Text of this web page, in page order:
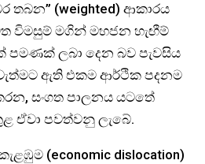
තබන” (weighted) ආකාරය
විමසුම් මගින් මහජන හැඟීම්
පමණක් ලබා දෙන බව පැවසිය
ඇති එකම ආර්ථික පදනම
සංගත පාලනය යටතේ
ඒවා පවත්වනු ලැබේ.
(economic dislocation)